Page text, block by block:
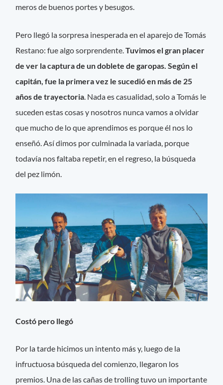
meros de buenos portes y besugos.
Pero llegó la sorpresa inesperada en el aparejo de Tomás
Restano: fue algo sorprendente. Tuvimos el gran placer
de ver la captura de un doblete de garopas. Según el
capitán, fue la primera vez le sucedió en más de 25
años de trayectoria . Nada es casualidad, solo a Tomás le
suceden estas cosas y nosotros nunca vamos a olvidar
que mucho de lo que aprendimos es porque él nos lo
enseñó. Así dimos por culminada la variada, porque
todavía nos faltaba repetir, en el regreso, la búsqueda
del pez limón.
Costó pero llegó
Por la tarde hicimos un intento más y, luego de la
infructuosa búsqueda del comienzo, llegaron los
premios. Una de las cañas de trolling tuvo un importante